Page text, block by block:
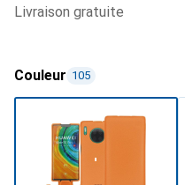
livraison gratuite
Couleur 105